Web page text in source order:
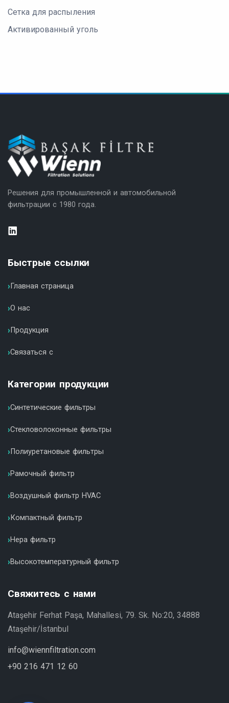
Сетка для распыления
Активированный уголь
Решения для промышленной и автомобильной
фильтрации с 1980 года.
Быстрые ссылки
Главная страница
О нас
Продукция
Связаться с
Категории продукции
Синтетические фильтры
Стекловолоконные фильтры
Полиуретановые фильтры
Рамочный фильтр
Воздушный фильтр HVAC
Компактный фильтр
Hepa фильтр
Высокотемпературный фильтр
Свяжитесь с нами
Ataşehir Ferhat Paşa, Mahallesi, 79. Sk. No:20, 34888
Ataşehir/İstanbul
info@wiennfiltration.com
+90 216 471 12 60